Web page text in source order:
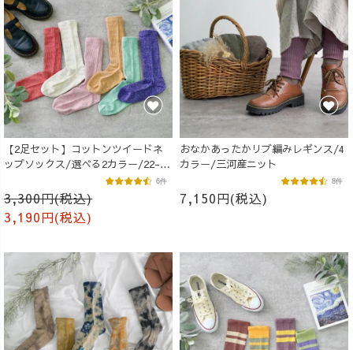
【2足セット】コットンツイードネ
ップソックス/選べる2カラー/22-
3,300円(税込)
3,190円(税込)
6件
おなかあったかリブ編みレギンス/4
カラー/三河産ニット
7,150円(税込)
8件